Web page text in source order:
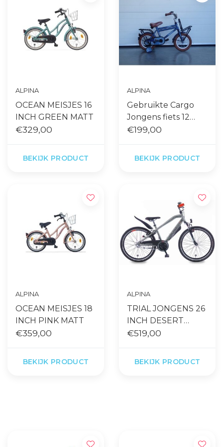
ALPINA
OCEAN MEISJES 16
INCH GREEN MATT
€329,00
BEKIJK PRODUCT
ALPINA
Gebruikte Cargo
Jongens fiets 12
inch Midnight Blue
€199,00
BEKIJK PRODUCT
ALPINA
OCEAN MEISJES 18
INCH PINK MATT
€359,00
BEKIJK PRODUCT
ALPINA
TRIAL JONGENS 26
INCH DESERT
GREY R3
€519,00
BEKIJK PRODUCT